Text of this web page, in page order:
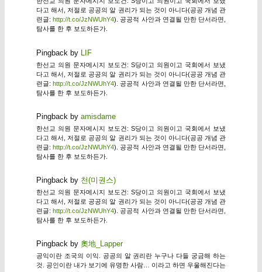
다고 해서, 저절로 공공의 알 권리가 되는 것이 아니다(공공 개념 관
련글: http://t.co/JzNWUhY4). 공공적 사안과 연결될 만한 단서라면,
탐사를 한 후 보도하든가.
Pingback by LIF
한선교 의원 문자메시지 보도건: S당이고 의원이고 국회에서 보냈
다고 해서, 저절로 공공의 알 권리가 되는 것이 아니다(공공 개념 관
련글:http://t.co/JzNWUhY4). 공공적 사안과 연결될 만한 단서라면,
탐사를 한 후 보도하든가.
Pingback by amisdame
한선교 의원 문자메시지 보도건: S당이고 의원이고 국회에서 보냈
다고 해서, 저절로 공공의 알 권리가 되는 것이 아니다(공공 개념 관
련글:http://t.co/JzNWUhY4). 공공적 사안과 연결될 만한 단서라면,
탐사를 한 후 보도하든가.
Pingback by 천(미권스)
한선교 의원 문자메시지 보도건: S당이고 의원이고 국회에서 보냈
다고 해서, 저절로 공공의 알 권리가 되는 것이 아니다(공공 개념 관
련글:http://t.co/JzNWUhY4). 공공적 사안과 연결될 만한 단서라면,
탐사를 한 후 보도하든가.
Pingback by 奧地_Lapper
공익이란 조국의 이익. 공공의 알 권리란 누구나 다들 궁금해 하는
것. 공인이란 내가 보기에 유명한 사람… 이라고 하면 우울해진다는